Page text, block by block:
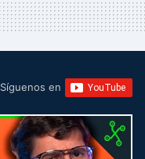
Síguenos en